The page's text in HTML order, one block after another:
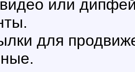
или
для